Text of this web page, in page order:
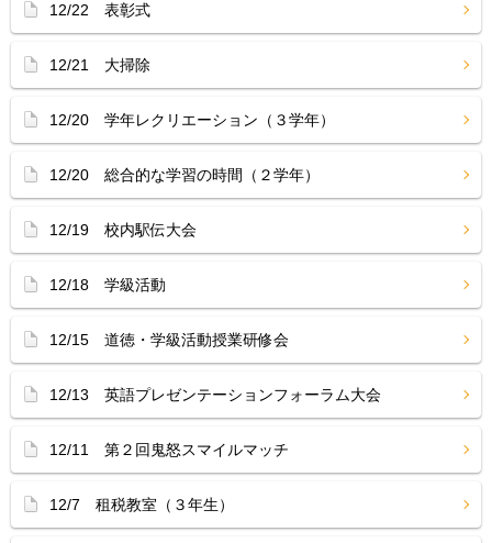
12/22 表彰式
12/21 大掃除
12/20 学年レクリエーション（３学年）
12/20 総合的な学習の時間（２学年）
12/19 校内駅伝大会
12/18 学級活動
12/15 道徳・学級活動授業研修会
12/13 英語プレゼンテーションフォーラム大会
12/11 第２回鬼怒スマイルマッチ
12/7 租税教室（３年生）